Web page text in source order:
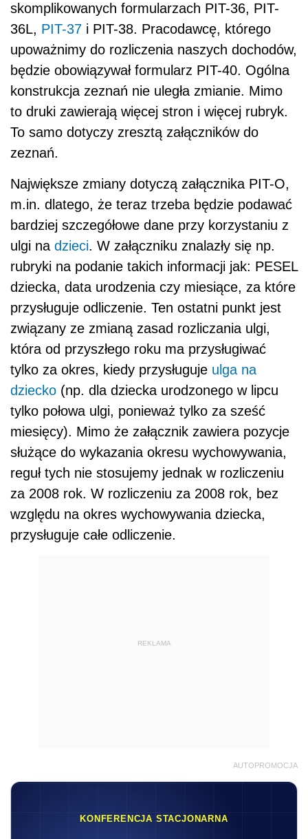
skomplikowanych formularzach PIT-36, PIT-
36L, PIT-37 i PIT-38. Pracodawcę, którego
upoważnimy do rozliczenia naszych dochodów,
będzie obowiązywał formularz PIT-40. Ogólna
konstrukcja zeznań nie uległa zmianie. Mimo
to druki zawierają więcej stron i więcej rubryk.
To samo dotyczy zresztą załączników do
zeznań.
Największe zmiany dotyczą załącznika PIT-O,
m.in. dlatego, że teraz trzeba będzie podawać
bardziej szczegółowe dane przy korzystaniu z
ulgi na dzieci. W załączniku znalazły się np.
rubryki na podanie takich informacji jak: PESEL
dziecka, data urodzenia czy miesiące, za które
przysługuje odliczenie. Ten ostatni punkt jest
związany ze zmianą zasad rozliczania ulgi,
która od przyszłego roku ma przysługiwać
tylko za okres, kiedy przysługuje ulga na
dziecko (np. dla dziecka urodzonego w lipcu
tylko połowa ulgi, ponieważ tylko za sześć
miesięcy). Mimo że załącznik zawiera pozycje
służące do wykazania okresu wychowywania,
reguł tych nie stosujemy jednak w rozliczeniu
za 2008 rok. W rozliczeniu za 2008 rok, bez
względu na okres wychowywania dziecka,
przysługuje całe odliczenie.
REKLAMA
AUTOPROMOCJA
KONFERENCJA STACJONARNA